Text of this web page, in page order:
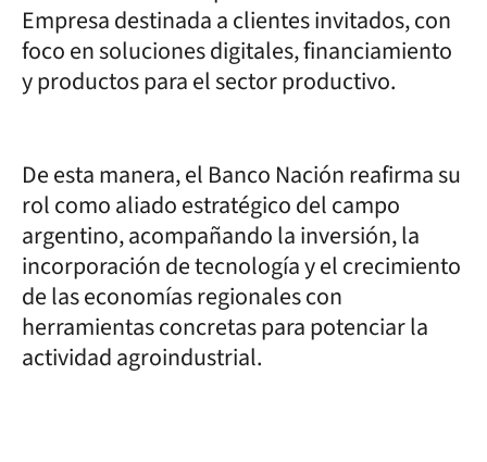
Empresa destinada a clientes invitados, con
foco en soluciones digitales, financiamiento
y productos para el sector productivo.
De esta manera, el Banco Nación reafirma su
rol como aliado estratégico del campo
argentino, acompañando la inversión, la
incorporación de tecnología y el crecimiento
de las economías regionales con
herramientas concretas para potenciar la
actividad agroindustrial.